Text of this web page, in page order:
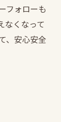
フォローも
なくなって
、安心安全